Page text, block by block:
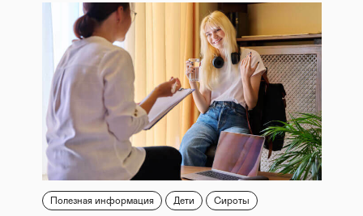
Полезная информация Дети Сироты